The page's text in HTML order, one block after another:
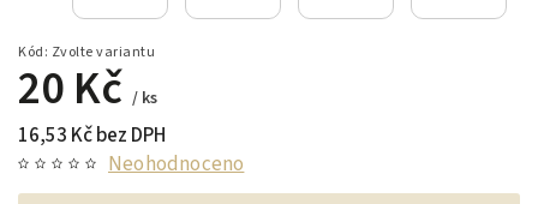
Kód: Zvolte variantu
20 Kč / ks
16,53 Kč bez DPH
Neohodnoceno